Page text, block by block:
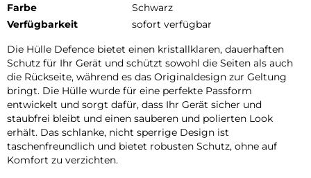
Farbe
Schwarz
Verfügbarkeit
sofort verfügbar
Die Hülle Defence bietet einen kristallklaren, dauerhaften
Schutz für Ihr Gerät und schützt sowohl die Seiten als auch
die Rückseite, während es das Originaldesign zur Geltung
bringt. Die Hülle wurde für eine perfekte Passform
entwickelt und sorgt dafür, dass Ihr Gerät sicher und
staubfrei bleibt und einen sauberen und polierten Look
erhält. Das schlanke, nicht sperrige Design ist
taschenfreundlich und bietet robusten Schutz, ohne auf
Komfort zu verzichten.